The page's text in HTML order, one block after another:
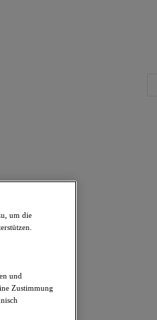
um die
und
Zustimmung